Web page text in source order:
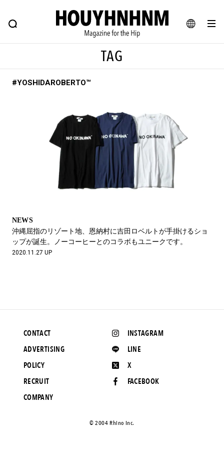
JA
FEATURE BLOG SNAP
ヒップなファッション、カルチャー、ライフスタイルWEBマガジン
#憧れの逸品
#ESSENTIAL DESIGNS #古着サミット
#NEW VINTAGE #マイナーグッド図鑑
#路地裏てぃーん。 #MONTHLY JOURNAL
#GH 銘品の所以 #フイナムのYouTube
#Commune H #FOCUS IT #AH.H
#LIFESTYLE
#SPORTS #HANDSOME HANDBOOK
TAG
#YOSHIDAROBERTO™
NEWS
沖縄屈指のリゾート地、恩納村に吉田ロベルトが手掛けるショ
ップが誕生。ノーコーヒーとのコラボもユニークです。
2020.11.27 UP
INSTAGRAM
LINE
X
FACEBOOK
CONTACT
ADVERTISING
POLICY
RECRUIT
COMPANY
©️ 2004 Rhino Inc.